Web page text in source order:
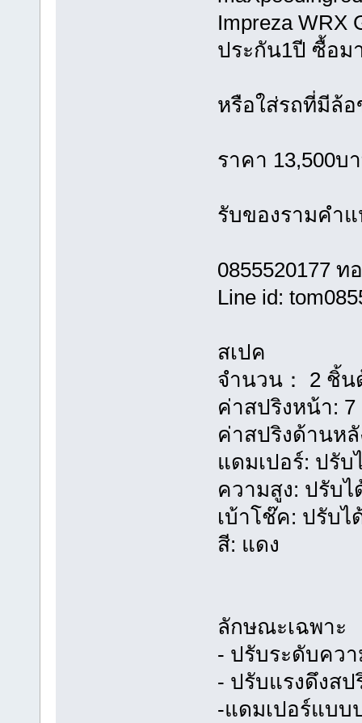
Impreza
ประกัน1ปี ซื้อม
หรือใส่รถที่มีล้
ราคา 13,500บ
รับของรามคำแ
0855520177 ท
Line id:
สเปค
จำนวน： 2 ชิ้
ค่าสปริงหน้า:
ค่าสปริงด้านห
แดมเปอร์: ปรับ
ความสูง: ปรับไ
เบ้าโช๊ค: ปรับไ
สี: แดง
ลักษณะเฉพาะ
- ปรับระดับคว
- ปรับแรงดึงสป
-แดมเปอร์แบบ